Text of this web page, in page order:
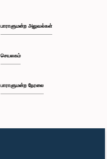
பாராளுமன்ற அலுவல்கள்
செயலகம்
பாராளுமன்ற நேரலை